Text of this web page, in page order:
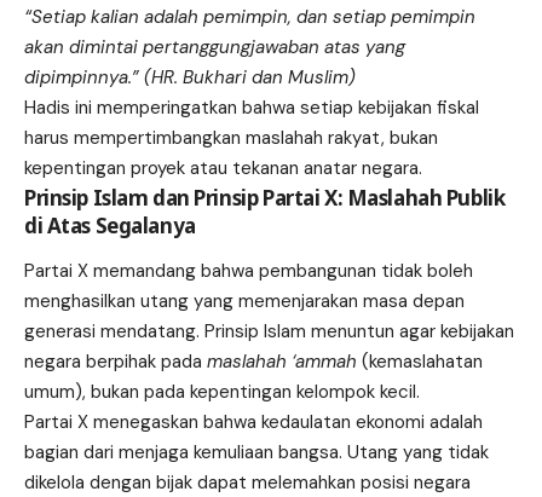
“Setiap kalian adalah pemimpin, dan setiap pemimpin
akan dimintai pertanggungjawaban atas yang
dipimpinnya.” (HR. Bukhari dan Muslim)
Hadis ini memperingatkan bahwa setiap kebijakan fiskal
harus mempertimbangkan maslahah rakyat, bukan
kepentingan proyek atau tekanan anatar negara.
Prinsip Islam dan Prinsip Partai X: Maslahah Publik
di Atas Segalanya
Partai X memandang bahwa pembangunan tidak boleh
menghasilkan utang yang memenjarakan masa depan
generasi mendatang. Prinsip Islam menuntun agar kebijakan
negara berpihak pada maslahah ‘ammah (kemaslahatan
umum), bukan pada kepentingan kelompok kecil.
Partai X menegaskan bahwa kedaulatan ekonomi adalah
bagian dari menjaga kemuliaan bangsa. Utang yang tidak
dikelola dengan bijak dapat melemahkan posisi negara